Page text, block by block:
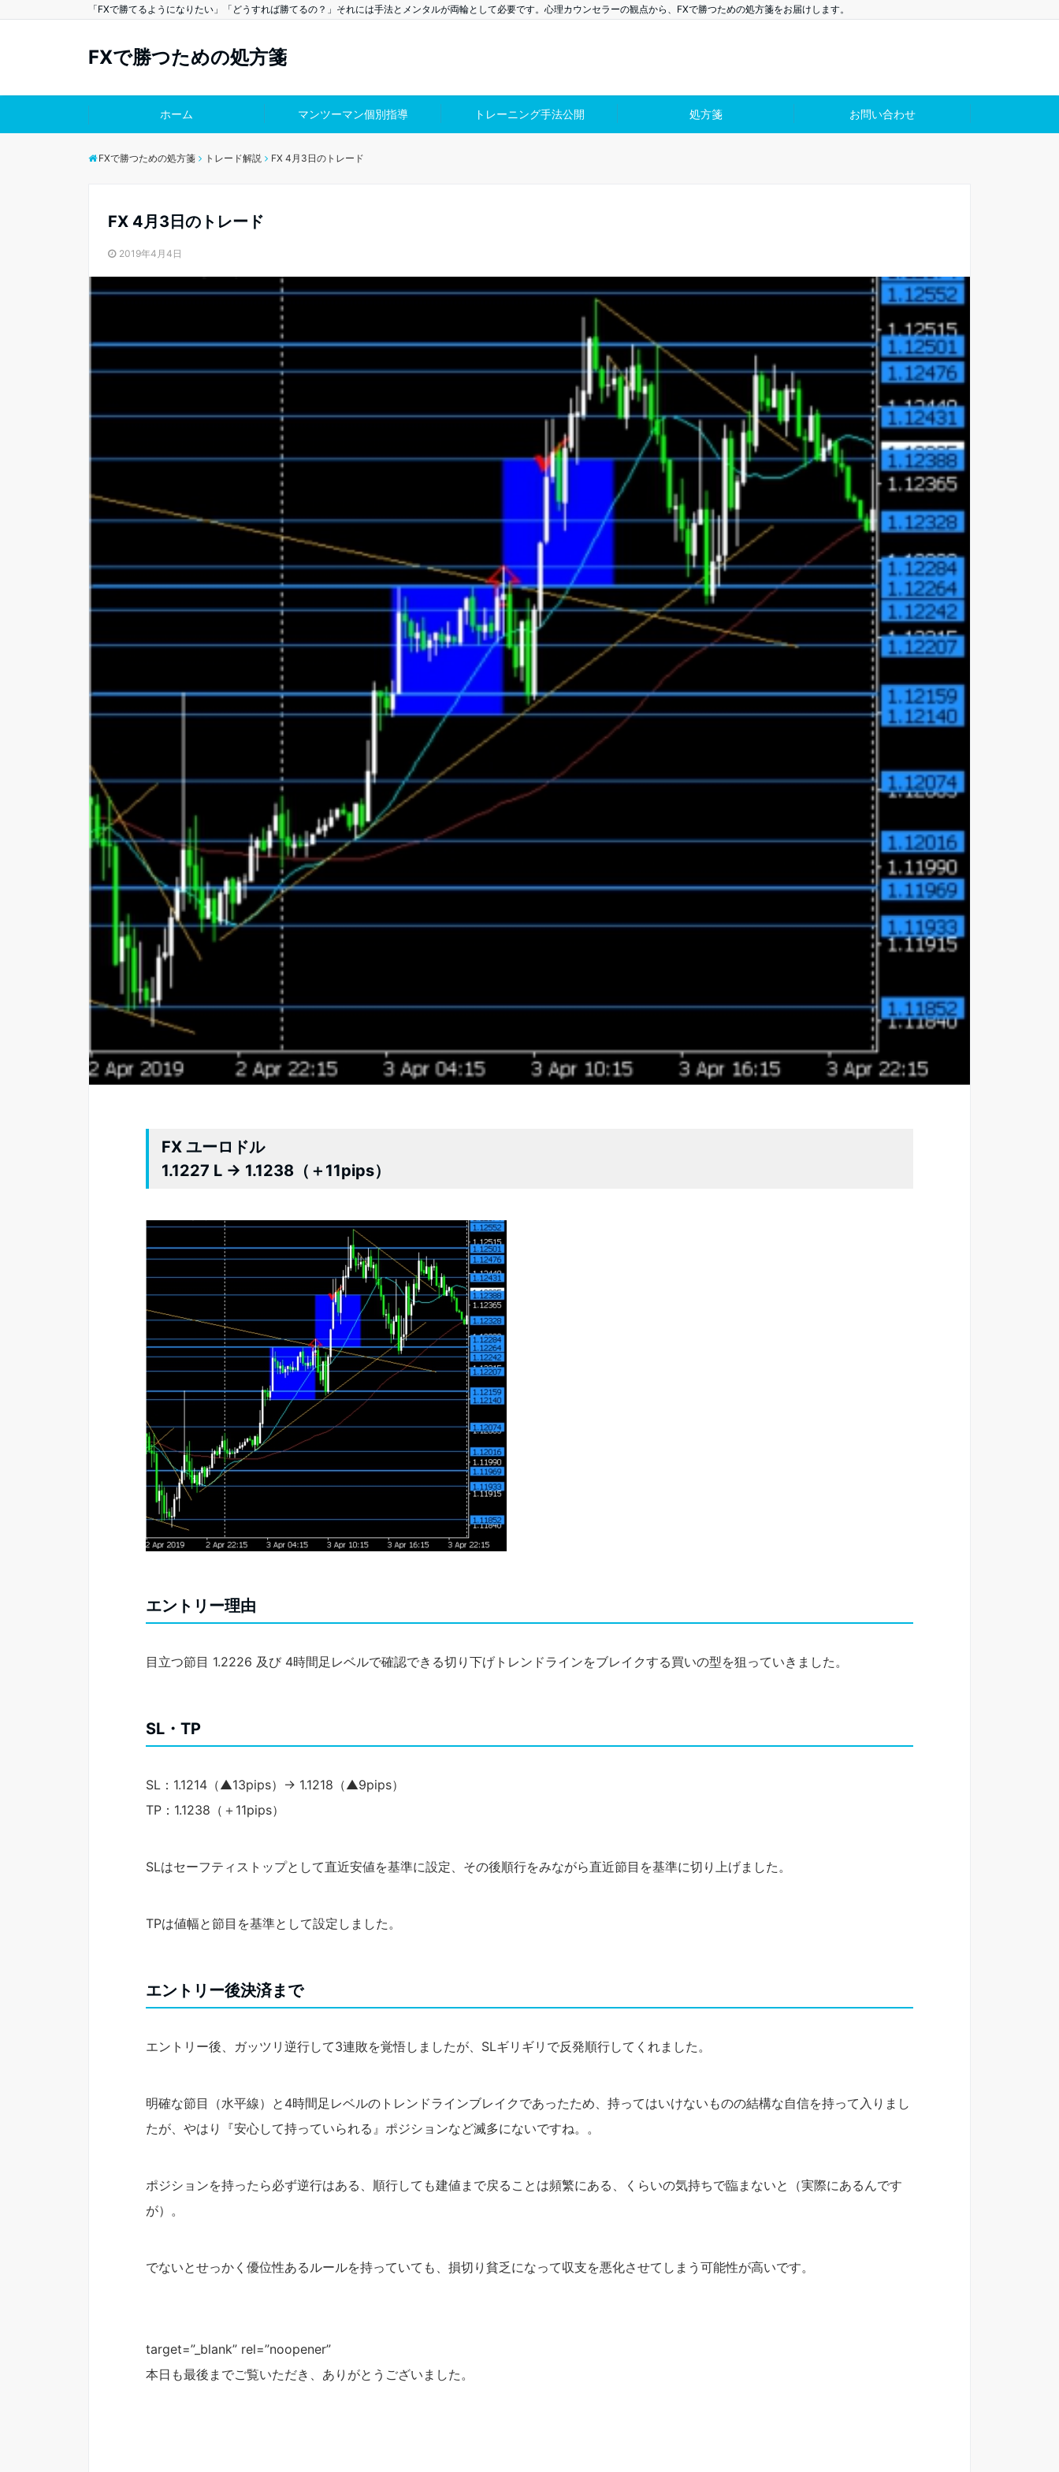
「FXで勝てるようになりたい」「どうすれば勝てるの？」それには手法とメンタルが両輪として必要です。心理カウンセラーの観点から、FXで勝つための処方箋をお届けします。
FXで勝つための処方箋
ホーム マンツーマン個別指導 トレーニング手法公開 処方箋 お問い合わせ
FXで勝つための処方箋 トレード解説 FX 4月3日のトレード
FX 4月3日のトレード
2019年4月4日
FX ユーロドル
1.1227 L → 1.1238（＋11pips）
エントリー理由
目立つ節目 1.2226 及び 4時間足レベルで確認できる切り下げトレンドラインをブレイクする買いの型を狙っていきました。
SL・TP
SL：1.1214（▲13pips）→ 1.1218（▲9pips）
TP：1.1238（＋11pips）
SLはセーフティストップとして直近安値を基準に設定、その後順行をみながら直近節目を基準に切り上げました。
TPは値幅と節目を基準として設定しました。
エントリー後決済まで
エントリー後、ガッツリ逆行して3連敗を覚悟しましたが、SLギリギリで反発順行してくれました。
明確な節目（水平線）と4時間足レベルのトレンドラインブレイクであったため、持ってはいけないものの結構な自信を持って入りまし
たが、やはり『安心して持っていられる』ポジションなど滅多にないですね。。
ポジションを持ったら必ず逆行はある、順行しても建値まで戻ることは頻繁にある、くらいの気持ちで臨まないと（実際にあるんです
が）。
でないとせっかく優位性あるルールを持っていても、損切り貧乏になって収支を悪化させてしまう可能性が高いです。
target=”_blank” rel=”noopener”
本日も最後までご覧いただき、ありがとうございました。